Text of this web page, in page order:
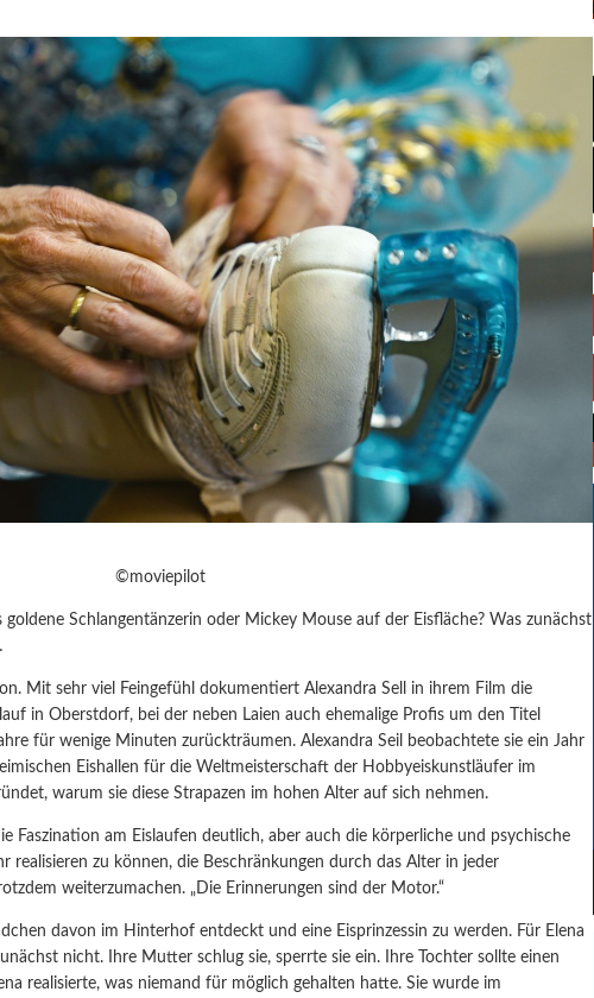
©moviepilot
Schlangentänzerin oder Mickey Mouse auf der Eisfläche? Was zunächst
Mit sehr viel Feingefühl dokumentiert Alexandra Sell in ihrem Film die
in Oberstdorf, bei der neben Laien auch ehemalige Profis um den Titel
für wenige Minuten zurückträumen. Alexandra Seil beobachtete sie ein Jahr
Eishallen für die Weltmeisterschaft der Hobbyeiskunstläufer im
warum sie diese Strapazen im hohen Alter auf sich nehmen.
Faszination am Eislaufen deutlich, aber auch die körperliche und psychische
realisieren zu können, die Beschränkungen durch das Alter in jeder
weiterzumachen. „Die Erinnerungen sind der Motor.“
davon im Hinterhof entdeckt und eine Eisprinzessin zu werden. Für Elena
nicht. Ihre Mutter schlug sie, sperrte sie ein. Ihre Tochter sollte einen
realisierte, was niemand für möglich gehalten hatte. Sie wurde im